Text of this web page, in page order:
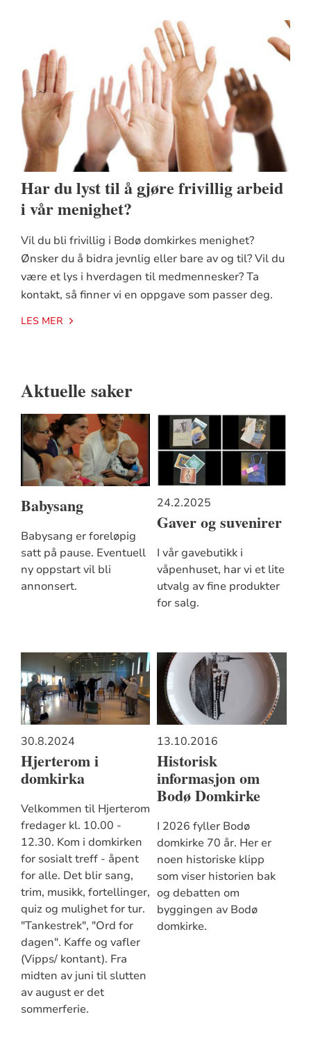
Har du lyst til å gjøre frivillig arbeid
i vår menighet?
Vil du bli frivillig i Bodø domkirkes menighet?
Ønsker du å bidra jevnlig eller bare av og til? Vil du
være et lys i hverdagen til medmennesker? Ta
kontakt, så finner vi en oppgave som passer deg.
LES MER
Aktuelle saker
Babysang
Babysang er foreløpig
satt på pause. Eventuell
ny oppstart vil bli
annonsert.
24.2.2025
Gaver og suvenirer
I vår gavebutikk i
våpenhuset, har vi et lite
utvalg av fine produkter
for salg.
30.8.2024
Hjerterom i
domkirka
Velkommen til Hjerterom
fredager kl. 10.00 -
12.30. Kom i domkirken
for sosialt treff - åpent
for alle. Det blir sang,
trim, musikk, fortellinger,
quiz og mulighet for tur.
"Tankestrek", "Ord for
dagen". Kaffe og vafler
(Vipps/ kontant). Fra
midten av juni til slutten
av august er det
sommerferie.
13.10.2016
Historisk
informasjon om
Bodø Domkirke
I 2026 fyller Bodø
domkirke 70 år. Her er
noen historiske klipp
som viser historien bak
og debatten om
byggingen av Bodø
domkirke.